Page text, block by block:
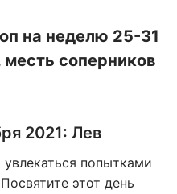
на неделю 25-31
соперников
2021: Лев
попытками
этот день